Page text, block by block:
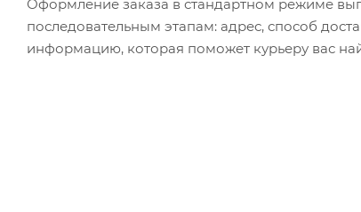
Оформление заказа в стандартном режиме
последовательным этапам: адрес, способ
информацию, которая поможет курьеру вас